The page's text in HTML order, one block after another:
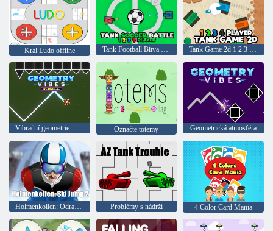
Král Ludo offline Tank Football Bitva s 1 2 3 4 hráči Tank Game 2d 1 2 3 4 hráči
Vibrační geometrie X-Shar Označte totemy Geometrická atmosféra
Holmenkollen: Odrazový můstek 2 Problémy s nádrží 4 Color Card Mania